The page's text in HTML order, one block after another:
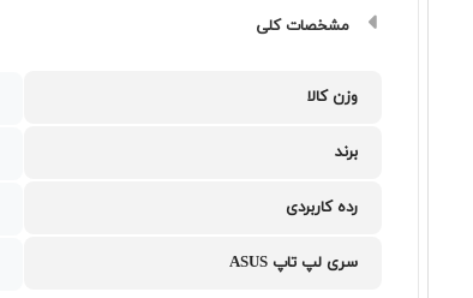
مشخصات کلی
وزن کالا
برند
رده کاربردی
سری لپ تاپ ASUS